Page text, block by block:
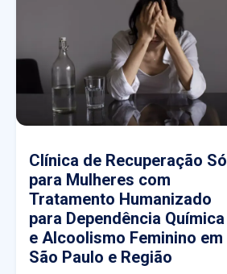
Clínica de Recuperação Só
para Mulheres com
Tratamento Humanizado
para Dependência Química
e Alcoolismo Feminino em
São Paulo e Região